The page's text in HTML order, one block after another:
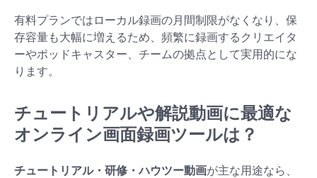
有料プランではローカル録画の月間制限がなくなり、保
存容量も大幅に増えるため、頻繁に録画するクリエイタ
ーやポッドキャスター、チームの拠点として実用的にな
ります。
チュートリアルや解説動画に最適な
オンライン画面録画ツールは？
チュートリアル・研修・ハウツー動画が主な用途なら、